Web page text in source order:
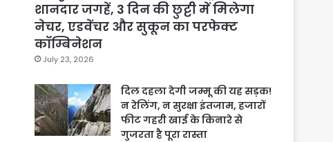
शानदार जगहें, 3 दिन की छुट्टी में मिलेगा
नेचर, एडवेंचर और सुकून का परफेक्ट
कॉम्बिनेशन
July 23, 2026
दिल दहला देगी जम्मू की यह सड़क!
न रेलिंग, न सुरक्षा इंतजाम, हजारों
फीट गहरी खाई के किनारे से
गुजरता है पूरा रास्ता